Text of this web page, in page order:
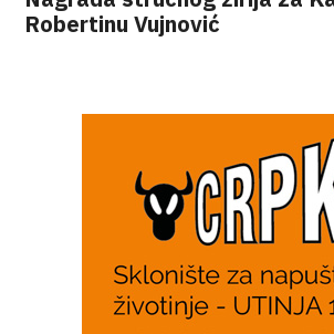
Robertinu Vujnović